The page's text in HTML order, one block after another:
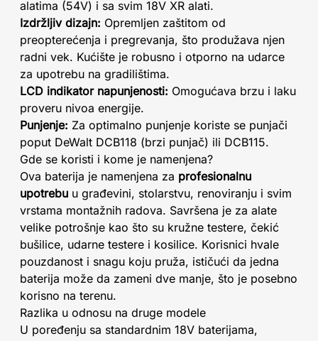
alatima (54V) i sa svim 18V XR alati.
Izdržljiv dizajn: Opremljen zaštitom od
preopterećenja i pregrevanja, što produžava njen
radni vek. Kućište je robusno i otporno na udarce
za upotrebu na gradilištima.
LCD indikator napunjenosti: Omogućava brzu i laku
proveru nivoa energije.
Punjenje: Za optimalno punjenje koriste se punjači
poput DeWalt DCB118 (brzi punjač) ili DCB115.
Gde se koristi i kome je namenjena?
Ova baterija je namenjena za profesionalnu
upotrebu u građevini, stolarstvu, renoviranju i svim
vrstama montažnih radova. Savršena je za alate
velike potrošnje kao što su kružne testere, čekić
bušilice, udarne testere i kosilice. Korisnici hvale
pouzdanost i snagu koju pruža, ističući da jedna
baterija može da zameni dve manje, što je posebno
korisno na terenu.
Razlika u odnosu na druge modele
U poređenju sa standardnim 18V baterijama,